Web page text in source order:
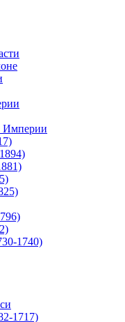
Империи
1740)
1717)